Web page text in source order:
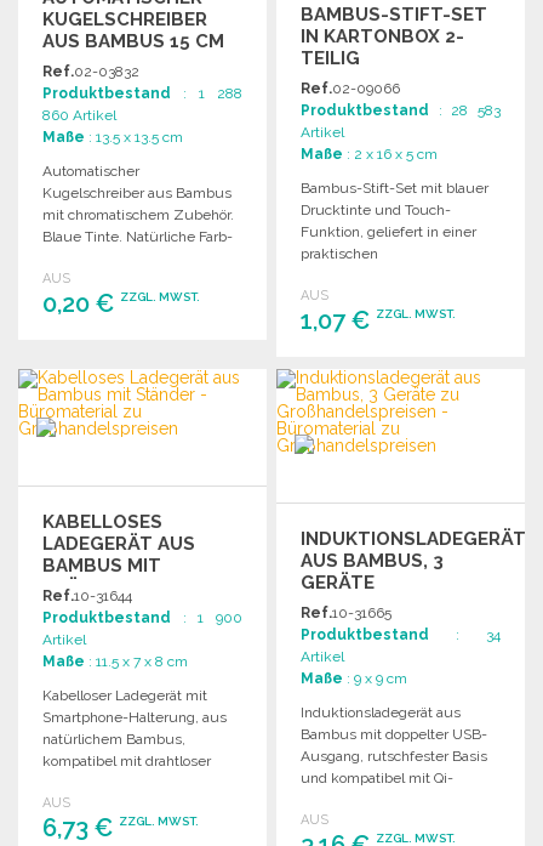
KUGELSCHREIBER
AUS BAMBUS 15 CM
Ref.02-03832
Produktbestand : 1 288
860 Artikel
Maße : 13.5 x 13.5 cm
Automatischer
Kugelschreiber aus Bambus
mit chromatischem Zubehör.
Blaue Tinte. Natürliche Farb-
möglich.
AUS
0,20 € ZZGL. MWST.
Angebot anfordern
BAMBUS-STIFT-SET
IN KARTONBOX 2-
TEILIG
Ref.02-09066
Produktbestand : 28 583
Artikel
Maße : 2 x 16 x 5 cm
Bambus-Stift-Set mit blauer
Drucktinte und Touch-
Funktion, geliefert in einer
praktischen
Farb- und Dekorvariationen
möglich.
AUS
1,07 € ZZGL. MWST.
BESTELLEN
Angebot anfordern
KABELLOSES
LADEGERÄT AUS
BAMBUS MIT
STÄNDER
Ref.10-31644
Produktbestand : 1 900
Artikel
Maße : 11.5 x 7 x 8 cm
Kabelloser Ladegerät mit
Smartphone-Halterung, aus
natürlichem Bambus,
kompatibel mit drahtloser
individuellem Gehäuse.
AUS
6,73 € ZZGL. MWST.
INDUKTIONSLADEGERÄT
AUS BAMBUS, 3
GERÄTE
Ref.10-31665
Produktbestand : 34
Artikel
Maße : 9 x 9 cm
Induktionsladegerät aus
Bambus mit doppelter USB-
Ausgang, rutschfester Basis
und kompatibel mit Qi-
geliefert. Kabel enthalten.
AUS
ZZGL. MWST.